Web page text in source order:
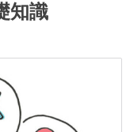
知識